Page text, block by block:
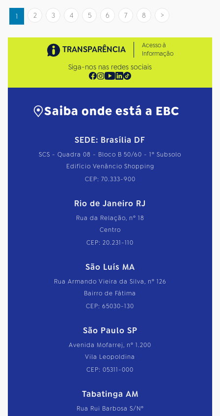
1 2 3 4 5 6 7 8
TRANSPARÊNCIA
Acesso à
Informação
Siga-nos nas redes sociais
Saiba onde está a EBC
SEDE: Brasília DF
SCS - Quadra 08 - Bloco B 50/60 - 1º Subsolo
Edifício Venâncio Shopping
CEP: 70.333-900
Rio de Janeiro RJ
Rua da Relação, nº 18
Centro
CEP: 20.231-110
São Luís MA
Rua Armando Vieira da Silva, nº 126
Bairro de Fátima
CEP: 65030-130
São Paulo SP
Avenida Mofarrej, nº 1.200
Vila Leopoldina
CEP: 05311-000
Tabatinga AM
Rua Rui Barbosa S/Nº